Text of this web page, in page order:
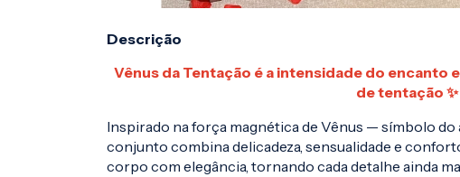
Descrição
Vênus da Tentação é a intensidade do
de tentação ✨
Inspirado na força magnética de Vênus — símbolo
conjunto combina delicadeza, sensualidade e
corpo com elegância, tornando cada detalhe ainda